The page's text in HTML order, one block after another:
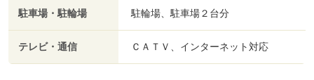
駐車場・駐輪場 駐輪場、駐車場２台分
テレビ・通信 ＣＡＴＶ、インターネット対応